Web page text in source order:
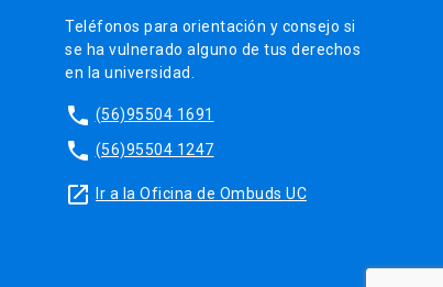
Teléfonos para orientación y consejo si
se ha vulnerado alguno de tus derechos
en la universidad.
phone (56)95504 1691
phone (56)95504 1247
launch Ir a la Oficina de Ombuds UC